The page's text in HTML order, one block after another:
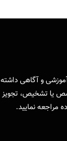
و آگاهی داشته
یا تشخیص، تجویز
مراجعه نمایید.